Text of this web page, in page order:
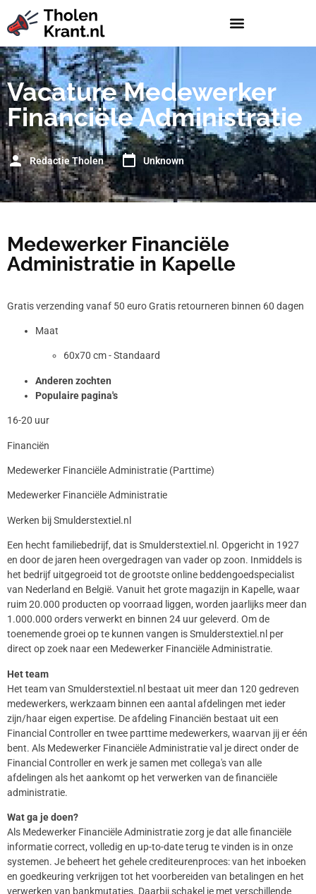
Vacature Medewerker
Financiële Administratie
Redactie Tholen Unknown
Medewerker Financiële
Administratie in Kapelle
Gratis verzending vanaf 50 euro Gratis retourneren binnen 60 dagen
Maat
60x70 cm - Standaard
Anderen zochten
Populaire pagina's
16-20 uur
Financiën
Medewerker Financiële Administratie (Parttime)
Medewerker Financiële Administratie
Werken bij Smulderstextiel.nl
Een hecht familiebedrijf, dat is Smulderstextiel.nl. Opgericht in 1927
en door de jaren heen overgedragen van vader op zoon. Inmiddels is
het bedrijf uitgegroeid tot de grootste online beddengoedspecialist
van Nederland en België. Vanuit het grote magazijn in Kapelle, waar
ruim 20.000 producten op voorraad liggen, worden jaarlijks meer dan
1.000.000 orders verwerkt en binnen 24 uur geleverd. Om de
toenemende groei op te kunnen vangen is Smulderstextiel.nl per
direct op zoek naar een Medewerker Financiële Administratie.
Het team
Het team van Smulderstextiel.nl bestaat uit meer dan 120 gedreven
medewerkers, werkzaam binnen een aantal afdelingen met ieder
zijn/haar eigen expertise. De afdeling Financiën bestaat uit een
Financial Controller en twee parttime medewerkers, waarvan jij er één
bent. Als Medewerker Financiële Administratie val je direct onder de
Financial Controller en werk je samen met collega's van alle
afdelingen als het aankomt op het verwerken van de financiële
administratie.
Wat ga je doen?
Als Medewerker Financiële Administratie zorg je dat alle financiële
informatie correct, volledig en up-to-date terug te vinden is in onze
systemen. Je beheert het gehele crediteurenproces: van het inboeken
en goedkeuring verkrijgen tot het voorbereiden van betalingen en het
verwerken van bankmutaties. Daarbij schakel je met verschillende